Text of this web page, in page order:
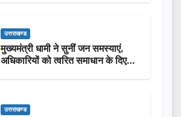
उत्तराखण्ड
मुख्यमंत्री धामी ने सुनीं जन समस्याएं,
अधिकारियों को त्वरित समाधान के दिए
उत्तराखण्ड